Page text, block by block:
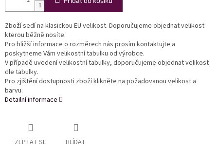
Zboží sedí na klasickou EU velikost. Doporučujeme objednat velikost
kterou běžně nosíte.
Pro bližší informace o rozměrech nás prosím kontaktujte a
poskytneme Vám velikostní tabulku od výrobce.
V případě uvedení velikostní tabulky, doporučujeme objednat velikost
dle tabulky.
Pro zjištění dostupnosti zboží klikněte na požadovanou velikost a
barvu.
Detailní informace
ZEPTAT SE HLÍDAT